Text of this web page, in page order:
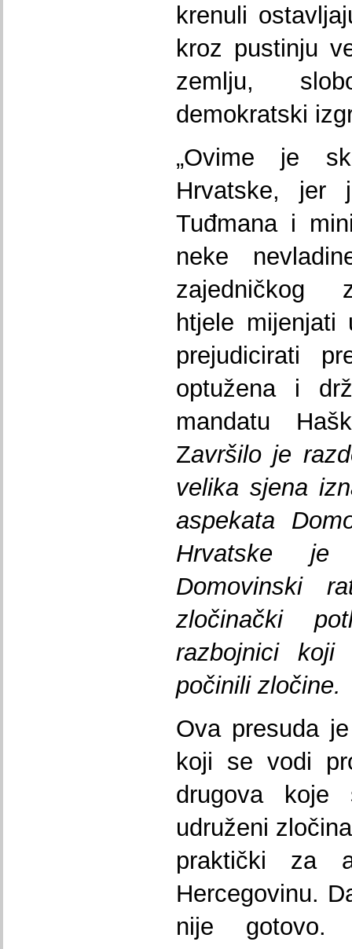
krenuli
kroz pustinju
zemlju,
demokratski
„Ovime je
Hrvatske, jer
Tuđmana i
neke
zajedničkog
htjele
prejudicirati
optužena i
mandatu
Završilo je
velika sjena
aspekata
Hrvatske
Domovinski
zločinački
razbojnici
počinili zločine.
Ova presuda
koji se vodi
drugova
udruženi
praktički za
Hercegovinu.
nije